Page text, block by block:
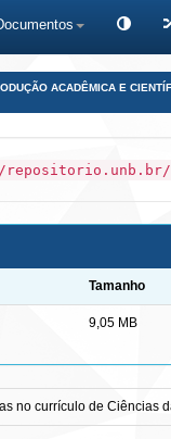
ACADÊMICA E
Tamanho
9,05 MB
no currículo de Ciências